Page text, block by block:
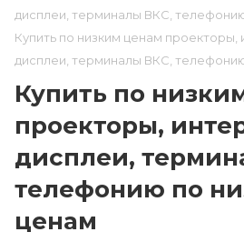
дисплеи, терминалы ВКС,
Купить по низким ценам проекторы,
дисплеи, терминалы ВКС,
Купить по
проекторы,
дисплеи,
телефонию по
ценам